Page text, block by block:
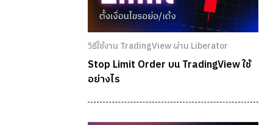
วิธีใช้งาน TradingView ผ่าน Liberator
Stop Limit Order บน TradingView ใช้
อย่างไร